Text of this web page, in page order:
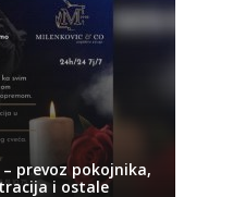
– prevoz pokojnika,
i ostale